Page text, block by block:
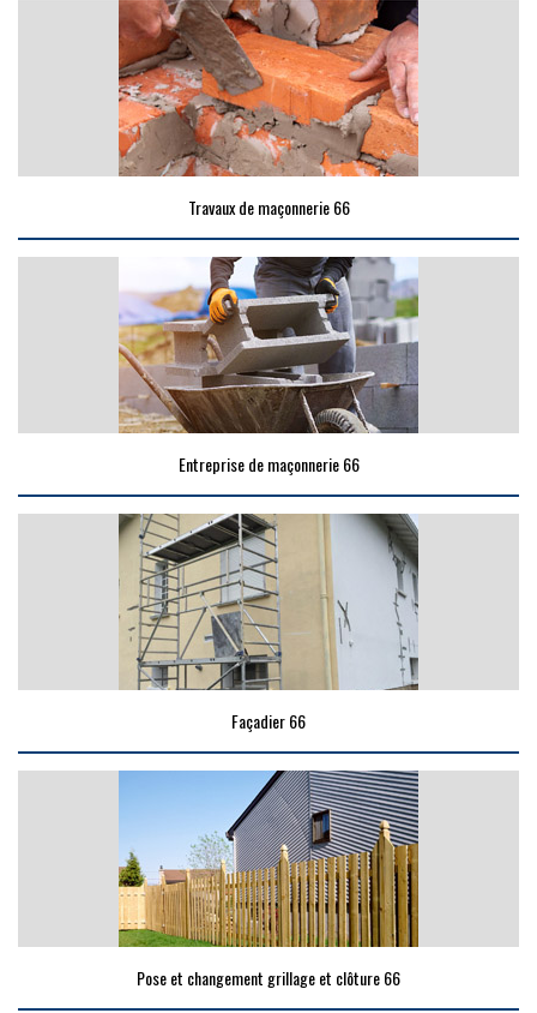
Travaux de maçonnerie 66
Entreprise de maçonnerie 66
Façadier 66
Pose et changement grillage et clôture 66